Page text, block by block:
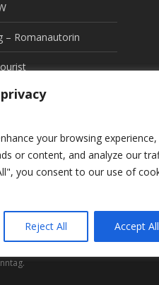
your browsing experience,
or content, and analyze our
you consent to our use of
Reject All Accept All
– Romanautorin